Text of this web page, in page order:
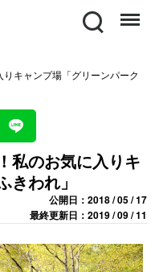
Search Menu
りキャンプ場「グリーンパーク
私のお気に入りキ
きわれ」
公開日：2018 / 05 / 17
最終更新日：2019 / 09 / 11